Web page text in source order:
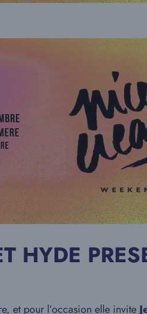
HYDE
et pour l’occasion elle invite